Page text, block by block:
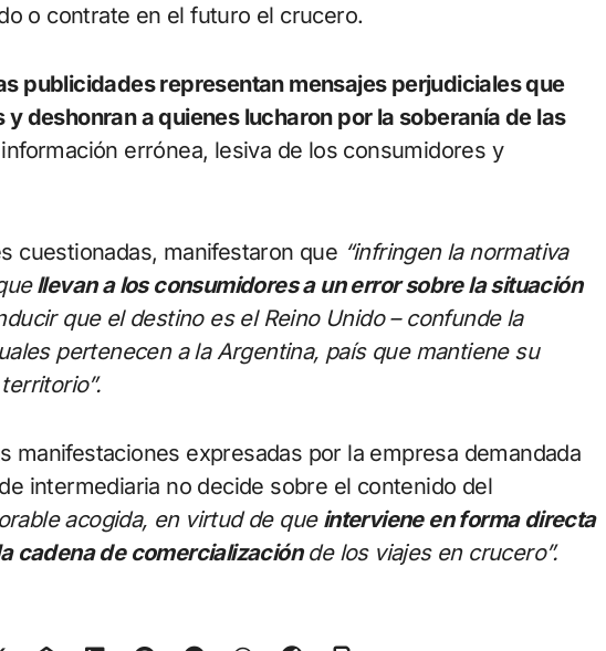
o contrate en el futuro el crucero.
publicidades representan mensajes perjudiciales que
deshonran a quienes lucharon por la soberanía de las
errónea, lesiva de los consumidores y
cuestionadas, manifestaron que “infringen la normativa
llevan a los consumidores a un error sobre la situación
que el destino es el Reino Unido – confunde la
pertenecen a la Argentina, país que mantiene su
manifestaciones expresadas por la empresa demandada
intermediaria no decide sobre el contenido del
acogida, en virtud de que interviene en forma directa
cadena de comercializaciónde los viajes en crucero”.